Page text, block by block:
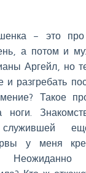
– это
а потом и
Аргейл, но
разгребать
Такое
ноги.
служившей
у меня
Неожиданно